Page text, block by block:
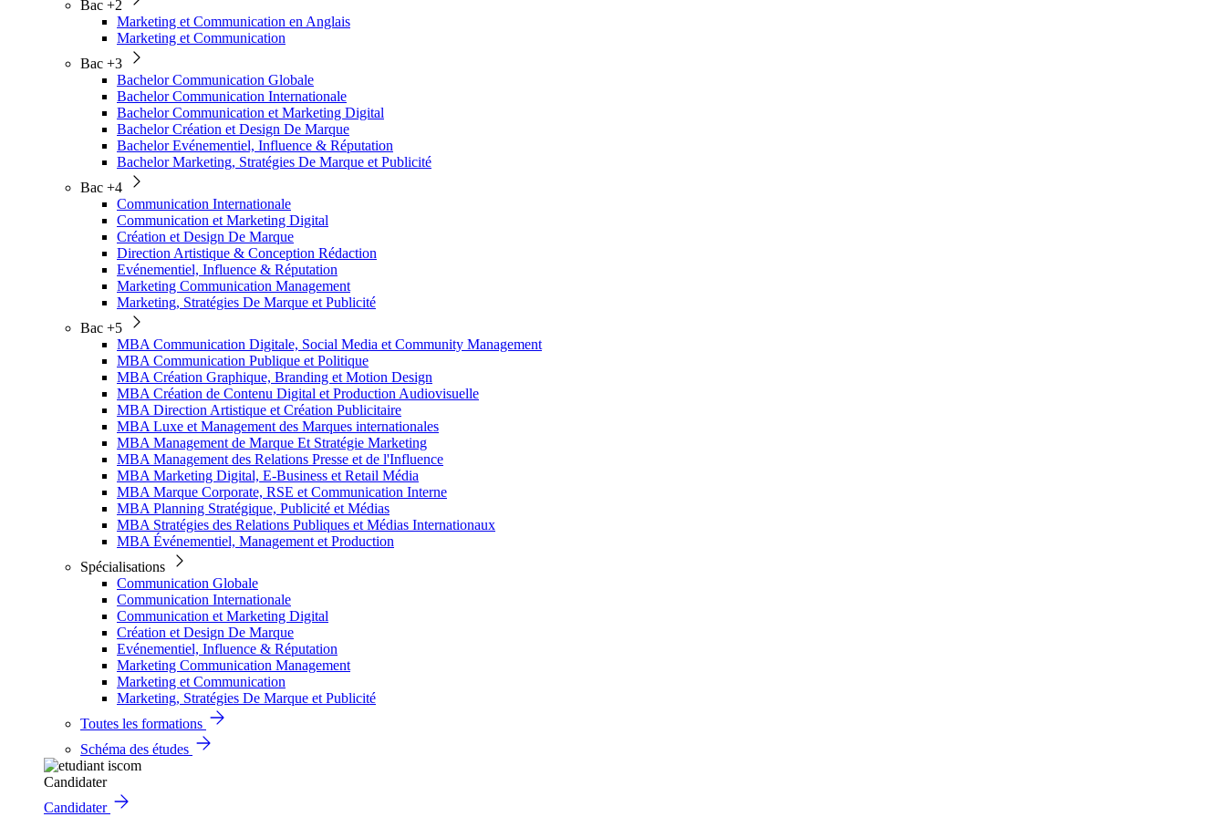
Bac +2
Marketing et Communication en Anglais
Marketing et Communication
Bac +3
Bachelor Communication Globale
Bachelor Communication Internationale
Bachelor Communication et Marketing Digital
Bachelor Création et Design De Marque
Bachelor Evénementiel, Influence & Réputation
Bachelor Marketing, Stratégies De Marque et Publicité
Bac +4
Communication Internationale
Communication et Marketing Digital
Création et Design De Marque
Direction Artistique & Conception Rédaction
Evénementiel, Influence & Réputation
Marketing Communication Management
Marketing, Stratégies De Marque et Publicité
Bac +5
MBA Communication Digitale, Social Media et Community Management
MBA Communication Publique et Politique
MBA Création Graphique, Branding et Motion Design
MBA Création de Contenu Digital et Production Audiovisuelle
MBA Direction Artistique et Création Publicitaire
MBA Luxe et Management des Marques internationales
MBA Management de Marque Et Stratégie Marketing
MBA Management des Relations Presse et de l'Influence
MBA Marketing Digital, E-Business et Retail Média
MBA Marque Corporate, RSE et Communication Interne
MBA Planning Stratégique, Publicité et Médias
MBA Stratégies des Relations Publiques et Médias Internationaux
MBA Événementiel, Management et Production
Spécialisations
Communication Globale
Communication Internationale
Communication et Marketing Digital
Création et Design De Marque
Evénementiel, Influence & Réputation
Marketing Communication Management
Marketing et Communication
Marketing, Stratégies De Marque et Publicité
Toutes les formations
Schéma des études
Candidater
Candidater